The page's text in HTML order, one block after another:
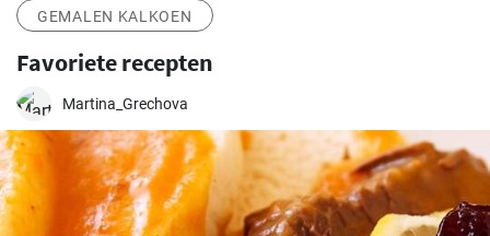
GEMALEN KALKOEN
Favoriete recepten
Martina_Grechova